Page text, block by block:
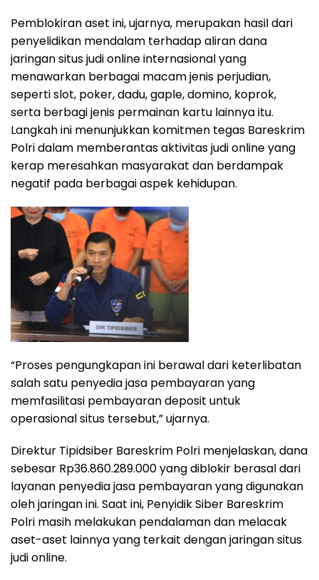
Pemblokiran aset ini, ujarnya, merupakan hasil dari
penyelidikan mendalam terhadap aliran dana
jaringan situs judi online internasional yang
menawarkan berbagai macam jenis perjudian,
seperti slot, poker, dadu, gaple, domino, koprok,
serta berbagi jenis permainan kartu lainnya itu.
Langkah ini menunjukkan komitmen tegas Bareskrim
Polri dalam memberantas aktivitas judi online yang
kerap meresahkan masyarakat dan berdampak
negatif pada berbagai aspek kehidupan.
“Proses pengungkapan ini berawal dari keterlibatan
salah satu penyedia jasa pembayaran yang
memfasilitasi pembayaran deposit untuk
operasional situs tersebut,” ujarnya.
Direktur Tipidsiber Bareskrim Polri menjelaskan, dana
sebesar Rp36.860.289.000 yang diblokir berasal dari
layanan penyedia jasa pembayaran yang digunakan
oleh jaringan ini. Saat ini, Penyidik Siber Bareskrim
Polri masih melakukan pendalaman dan melacak
aset-aset lainnya yang terkait dengan jaringan situs
judi online.